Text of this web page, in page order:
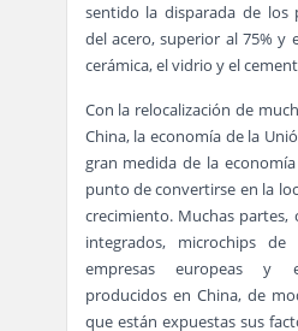
sentido la disparada de los
del acero, superior al 75% y
cerámica, el vidrio y el
Con la relocalización de
China, la economía de la
gran medida de la
punto de convertirse en la
crecimiento. Muchas partes,
integrados, microchips
empresas europeas y
producidos en China, de
que están expuestas sus